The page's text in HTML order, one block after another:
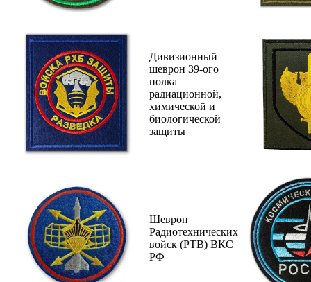
Дивизионный
шеврон 39-ого
полка
радиационной,
химической и
биологической
защиты
Шеврон
Радиотехнических
войск (РТВ) ВКС
РФ